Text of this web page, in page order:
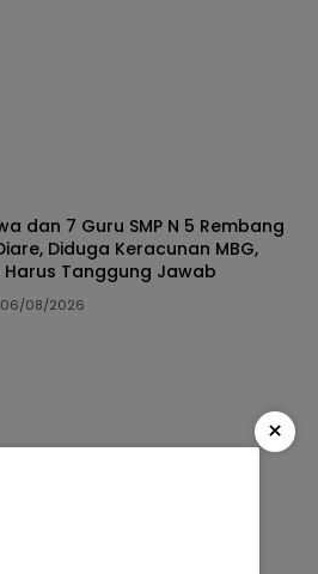
dan 7 Guru SMP N 5 Rembang
Diduga Keracunan MBG,
Harus Tanggung Jawab
06/08/2026
×